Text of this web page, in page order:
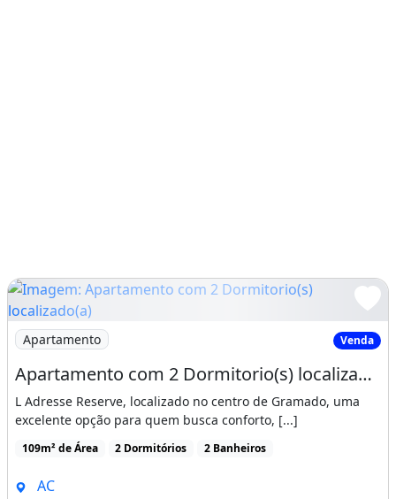
Imagem: Apartamento com 2 Dormitorio(s) localizado(a)
Apartamento Venda
Apartamento com 2 Dormitorio(s) localizado(a) no bairro Centro em Gramado / Acre
L Adresse Reserve, localizado no centro de Gramado, uma
excelente opção para quem busca conforto, [...]
109m² de Área 2 Dormitórios 2 Banheiros
AC